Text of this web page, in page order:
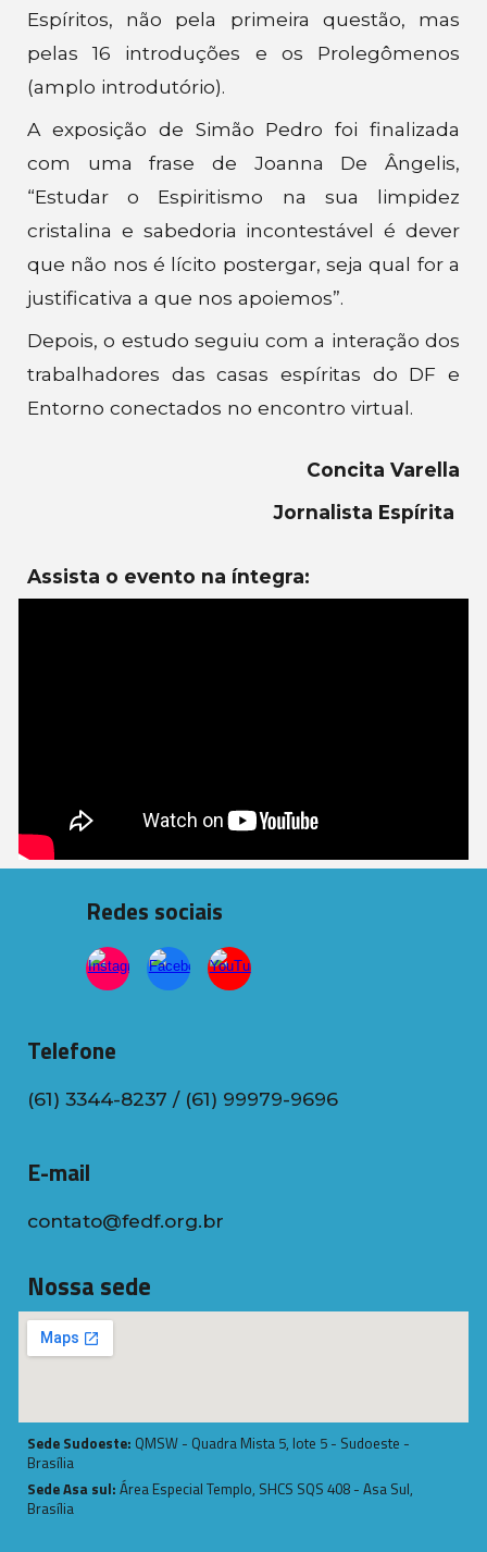
Espíritos, não pela primeira questão, mas
pelas 16 introduções e os Prolegômenos
(amplo introdutório).
A exposição de Simão Pedro foi finalizada
com uma frase de Joanna De Ângelis,
“Estudar o Espiritismo na sua limpidez
cristalina e sabedoria incontestável é dever
que não nos é lícito postergar, seja qual for a
justificativa a que nos apoiemos”.
Depois, o estudo seguiu com a interação dos
trabalhadores das casas espíritas do DF e
Entorno conectados no encontro virtual.
Concita Varella
Jornalista Espírita
Assista o evento na íntegra:
Redes sociais
Telefone
(61) 3344-8237 / (61) 99979-9696
E-mail
contato@fedf.org.br
Nossa sede
Sede Sudoeste: QMSW - Quadra Mista 5, lote 5 - Sudoeste -
Brasília
Sede Asa sul:Área Especial Templo, SHCS SQS 408 - Asa Sul,
Brasília